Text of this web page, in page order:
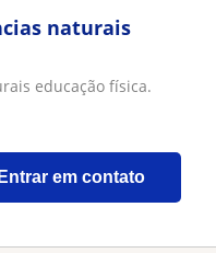
naturais
educação física.
Entrar em contato